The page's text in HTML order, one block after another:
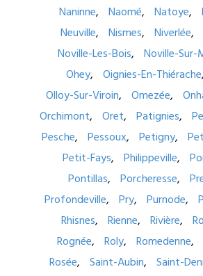
Naninne
Naomé Natoye
Neuville
Nismes Niverlée
Noville-Les-Bois
Noville-Sur-
Ohey
Oignies-En-Thiérache
Olloy-Sur-Viroin
Omezée
Orchimont
Oret Patignies
Pesche
Pessoux Petigny
Petit-Fays
Philippeville
Pontillas
Porcheresse
Profondeville
Pry Purnode
Rhisnes
Rienne Rivière
Rognée
Roly Romedenne
Rosée
Saint-Aubin
Saint-